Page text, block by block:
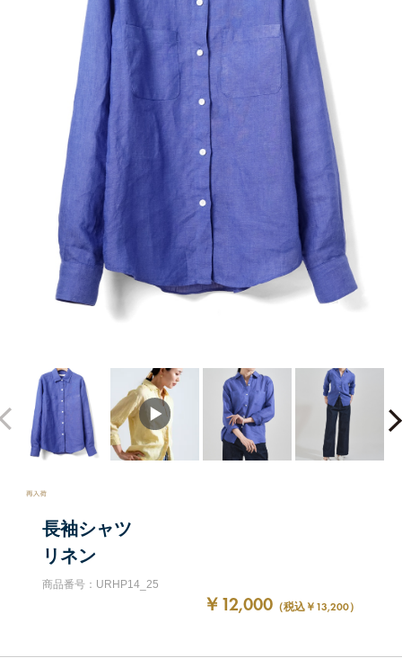
長袖シャツ
リネン
商品番号：URHP14_25
￥12,000 （税込￥13,200）